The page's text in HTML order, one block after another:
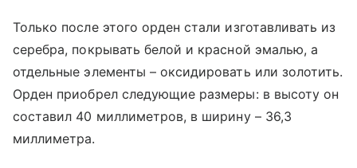
Только после этого орден стали изготавливать из
серебра, покрывать белой и красной эмалью, а
отдельные элементы – оксидировать или золотить.
Орден приобрел следующие размеры: в высоту он
составил 40 миллиметров, в ширину – 36,3
миллиметра.